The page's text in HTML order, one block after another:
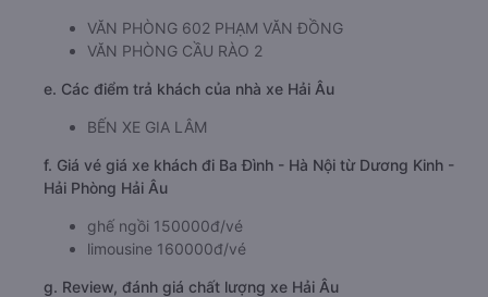
VĂN PHÒNG 602 PHẠM VĂN ĐỒNG
VĂN PHÒNG CẦU RÀO 2
e. Các điểm trả khách của nhà xe Hải Âu
BẾN XE GIA LÂM
f. Giá vé giá xe khách đi Ba Đình - Hà Nội từ Dương Kinh -
Hải Phòng Hải Âu
ghế ngồi 150000đ/vé
limousine 160000đ/vé
g. Review, đánh giá chất lượng xe Hải Âu